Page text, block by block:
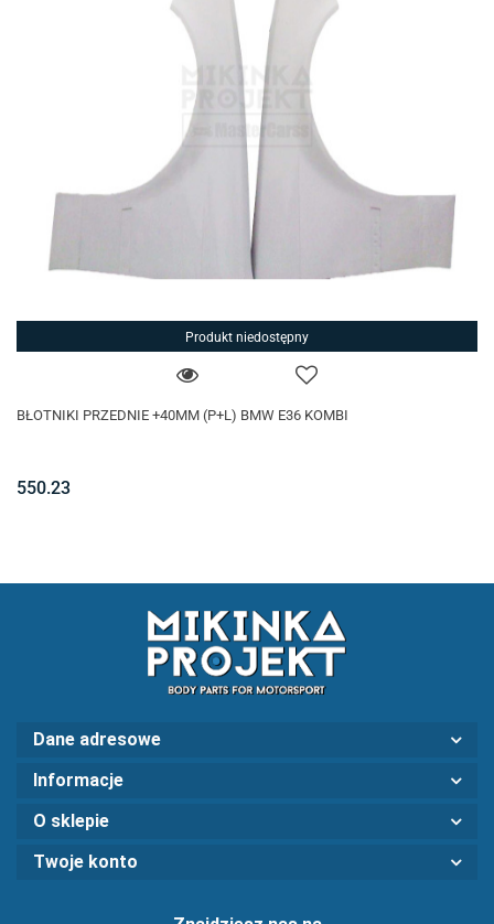
Produkt niedostępny
BŁOTNIKI PRZEDNIE +40MM (P+L) BMW E36 KOMBI
550.23
Dane adresowe
Informacje
O sklepie
Twoje konto